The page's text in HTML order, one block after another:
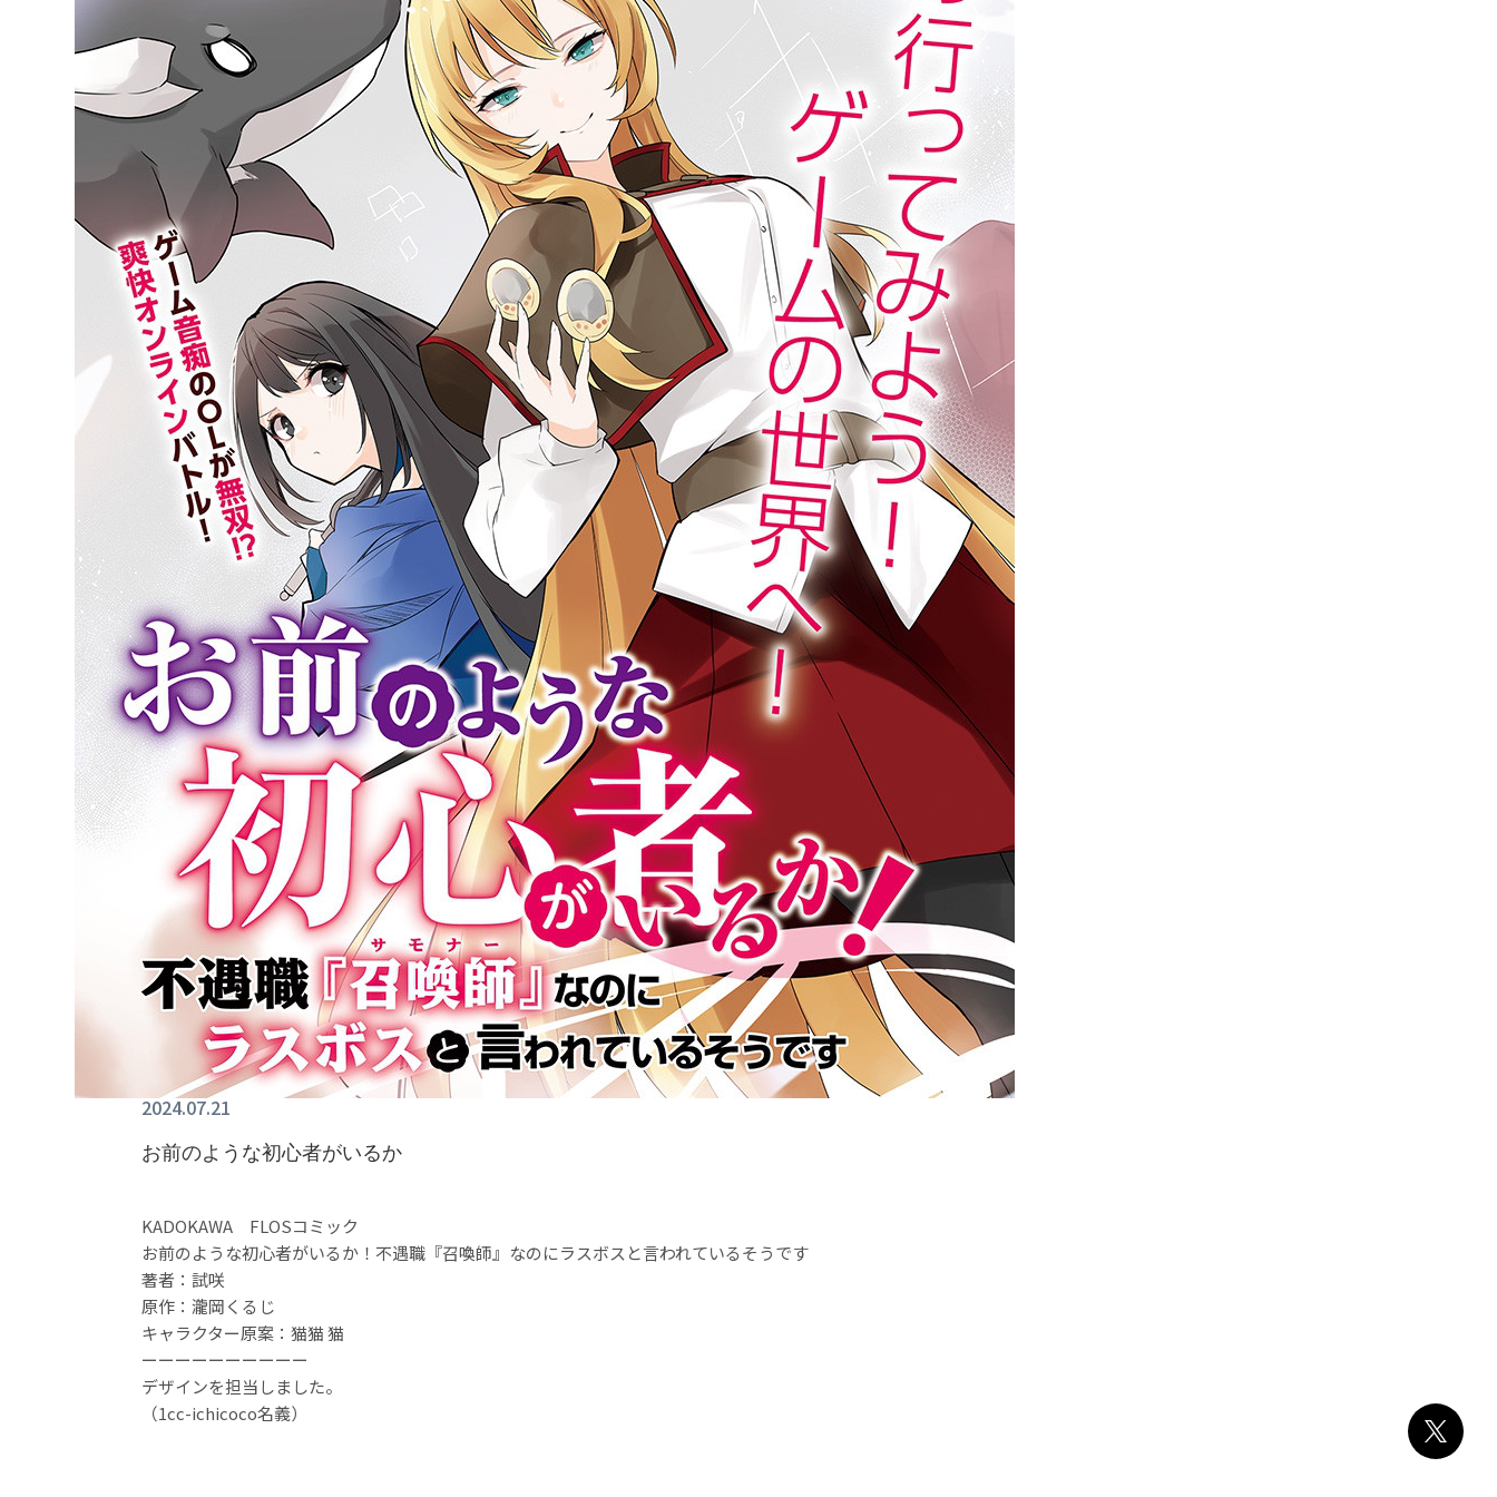
2024.07.21
お前のような初心者がいるか
KADOKAWA FLOSコミック
お前のような初心者がいるか！不遇職『召喚師』なのにラスボスと言われているそうです
著者：試咲
原作：瀧岡くるじ
キャラクター原案：猫猫 猫
ーーーーーーーーーー
デザインを担当しました。
（1cc-ichicoco名義）